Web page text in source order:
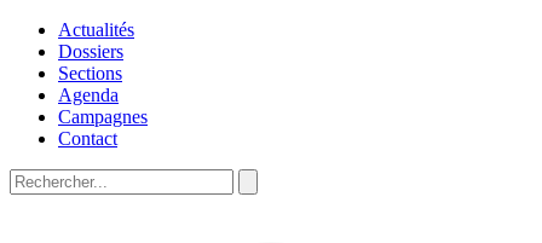
Actualités
Dossiers
Sections
Agenda
Campagnes
Contact